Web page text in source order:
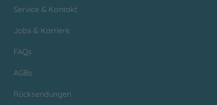
Service & Kontakt
Jobs & Karriere
FAQs
AGBs
Rücksendungen